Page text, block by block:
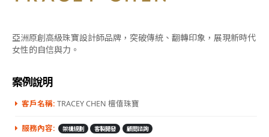
亞洲原創高級珠寶設計師品牌，突破傳統、翻轉印象，展現新時代
女性的自信與力。
案例說明
客戶名稱: TRACEY CHEN 檀僖珠寶
服務內容: 架構規劃 客製開發 顧問諮詢